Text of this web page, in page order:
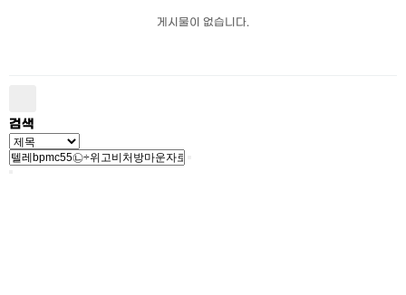
게시물이 없습니다.
검색